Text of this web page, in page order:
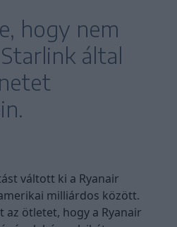
hogy nem
által
váltott ki a Ryanair
milliárdos között.
az ötletet, hogy a Ryanair